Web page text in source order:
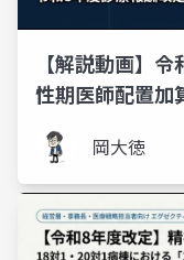
【解説動画】
性期医師配置加
集計範囲拡大
岡大徳